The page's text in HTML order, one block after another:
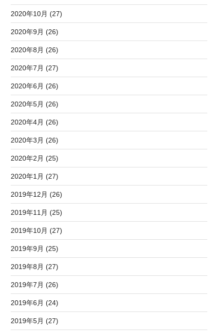
2020年10月 (27)
2020年9月 (26)
2020年8月 (26)
2020年7月 (27)
2020年6月 (26)
2020年5月 (26)
2020年4月 (26)
2020年3月 (26)
2020年2月 (25)
2020年1月 (27)
2019年12月 (26)
2019年11月 (25)
2019年10月 (27)
2019年9月 (25)
2019年8月 (27)
2019年7月 (26)
2019年6月 (24)
2019年5月 (27)